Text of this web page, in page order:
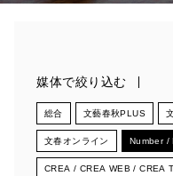
媒体で絞り込む
総合 文藝春秋PLUS
文春オンライン Number /
CREA / CREA WEB / CREA